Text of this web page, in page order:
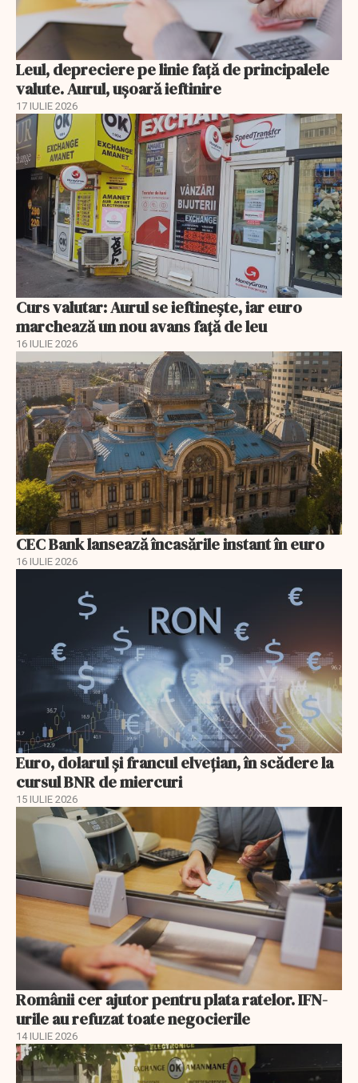
Leul, depreciere pe linie faţă de principalele
valute. Aurul, uşoară ieftinire
17 IULIE 2026
Curs valutar: Aurul se ieftinește, iar euro
marchează un nou avans faţă de leu
16 IULIE 2026
CEC Bank lansează încasările instant în euro
16 IULIE 2026
Euro, dolarul și francul elvețian, în scădere la
cursul BNR de miercuri
15 IULIE 2026
Românii cer ajutor pentru plata ratelor. IFN-
urile au refuzat toate negocierile
14 IULIE 2026